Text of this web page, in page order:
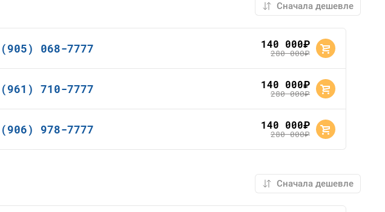
(905) 068-7777 140 000руб.
280 000руб.
(961) 710-7777 140 000руб.
280 000руб.
(906) 978-7777 140 000руб.
280 000руб.